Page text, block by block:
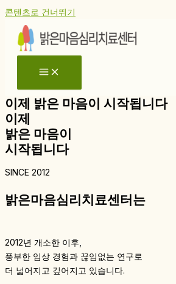
콘텐츠로 건너뛰기
이제 밝은 마음이 시작됩니다
이제
밝은 마음이
시작됩니다
SINCE 2012
밝은마음심리치료센터는
2012년 개소한 이후,
풍부한 임상 경험과 끊임없는 연구로
더 넓어지고 깊어지고 있습니다.